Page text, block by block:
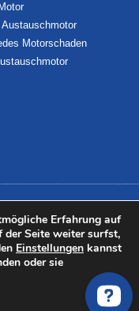
Austauschmotor
Motorschaden
Erfahrung auf
der Seite weiter surfst,
Einstellungen kannst
oder sie